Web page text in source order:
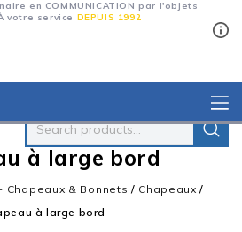
en COMMUNICATION par l'objets
votre service DEPUIS 1992
à large bord
Chapeaux & Bonnets / Chapeaux /
à large bord